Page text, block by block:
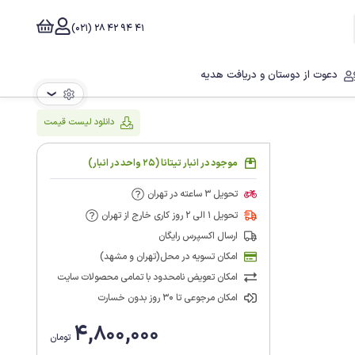
41 94 42 28 (021)
دعوت از دوستان و دریافت هدیه
❯
دانلود لیست قیمت
موجود در انبار تیتانا (25 واحد در انبار)
تحویل 3 ساعته در تهران
تحویل 1 الی 2 روز کاری خارج از تهران
ارسال اکسپرس رایگان
امکان تسویه در محل(تهران و مشهد)
امکان تعویض نامحدود با تمامی محصولات سایت
امکان مرجوعی تا 30 روز بدون خسارت
4,800,000 تومان